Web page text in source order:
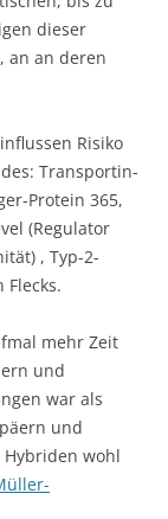
dieser
an an deren
Risiko
Transportin-
Protein 365,
(Regulator
, Typ-2-
Flecks.
mehr Zeit
und
war als
und
wohl